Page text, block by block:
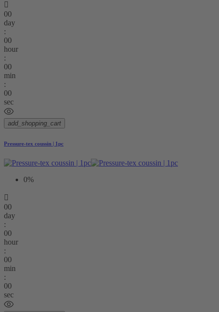

00
day
:
00
hour
:
00
min
:
00
sec
add_shopping_cart
Pressure-tex coussin | 1pc
0%

00
day
:
00
hour
:
00
min
:
00
sec